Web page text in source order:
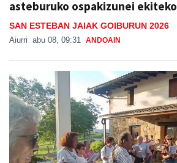
asteburuko ospakizunei ekiteko
SAN ESTEBAN JAIAK GOIBURUN 2026
Aiurri abu 08, 09:31 ANDOAIN